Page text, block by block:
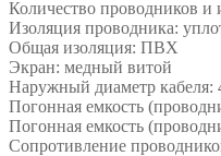
Количество проводников и
Изоляция проводника:
Общая изоляция: ПВХ
Экран: медный витой
Наружный диаметр
Погонная емкость
Погонная емкость
Сопротивление